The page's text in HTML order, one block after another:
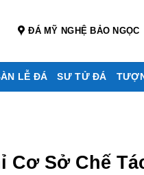
ĐÁ MỸ NGHỆ BẢO NGỌC
LỄ ĐÁ SƯ TỬ ĐÁ
Cơ Sở Chế